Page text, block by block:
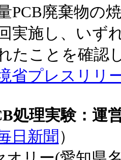
PCB廃棄物の
実施し、いず
たことを確認
省プレスリリ
処理実験：運
日新聞 ）